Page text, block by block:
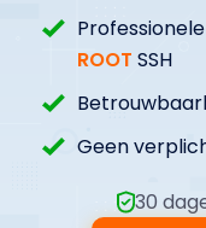
ROOT SSH
Geen
30